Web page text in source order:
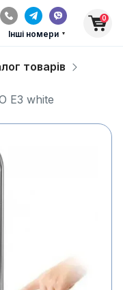
Інші номери
0
товарів
E3 white